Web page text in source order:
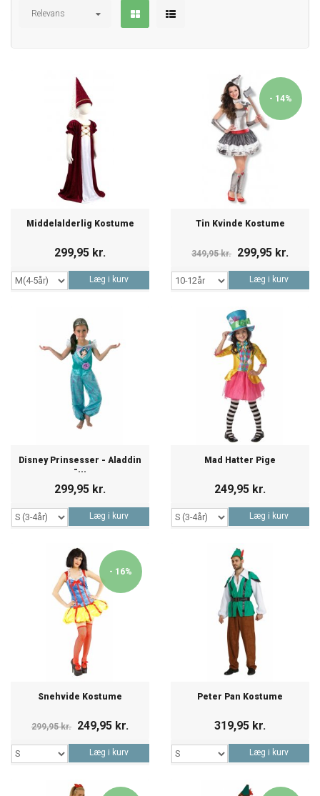
Relevans
Middelalderlig Kostume
299,95 kr.
Læg i kurv
- 14%
Tin Kvinde Kostume
349,95 kr. 299,95 kr.
Læg i kurv
Disney Prinsesser - Aladdin
-...
299,95 kr.
Læg i kurv
Mad Hatter Pige
249,95 kr.
Læg i kurv
- 16%
Snehvide Kostume
299,95 kr. 249,95 kr.
Læg i kurv
Peter Pan Kostume
319,95 kr.
Læg i kurv